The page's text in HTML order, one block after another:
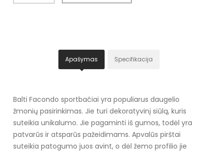
Apašymas Specifikacija
Balti Facondo sportbačiai yra populiarus daugelio
žmonių pasirinkimas. Jie turi dekoratyvinį siūlą, kuris
suteikia unikalumo. Jie pagaminti iš gumos, todėl yra
patvarūs ir atsparūs pažeidimams. Apvalūs pirštai
suteikia patogumo juos avint, o dėl žemo profilio jie